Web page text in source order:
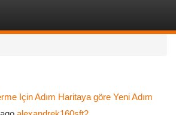
Için Adım Haritaya göre Yeni Adım